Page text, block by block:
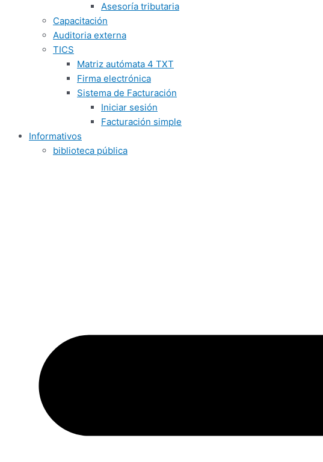
Asesoría tributaria
Capacitación
Auditoria externa
TICS
Matriz autómata 4 TXT
Firma electrónica
Sistema de Facturación
Iniciar sesión
Facturación simple
Informativos
biblioteca pública